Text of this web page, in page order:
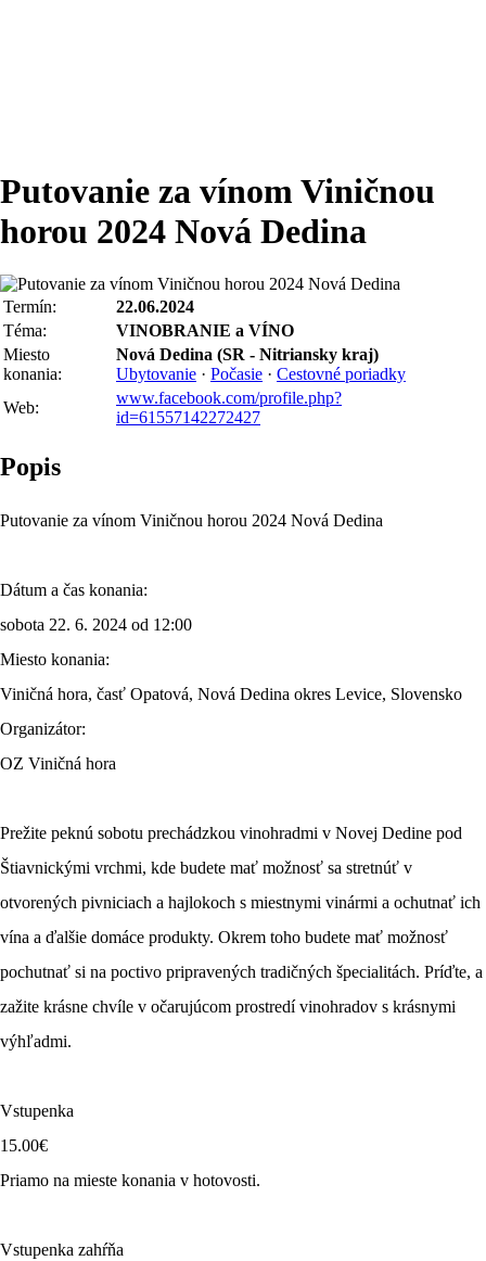
Putovanie za vínom Viničnou
horou 2024 Nová Dedina
Termín:
22.06.2024
Téma:
VINOBRANIE a VÍNO
Miesto
konania:
Nová Dedina (SR - Nitriansky kraj)
Ubytovanie · Počasie · Cestovné poriadky
Web:
www.facebook.com/profile.php?
id=61557142272427
Popis
Putovanie za vínom Viničnou horou 2024 Nová Dedina
Dátum a čas konania:
sobota 22. 6. 2024 od 12:00
Miesto konania:
Viničná hora, časť Opatová, Nová Dedina okres Levice, Slovensko
Organizátor:
OZ Viničná hora
Prežite peknú sobotu prechádzkou vinohradmi v Novej Dedine pod
Štiavnickými vrchmi, kde budete mať možnosť sa stretnúť v
otvorených pivniciach a hajlokoch s miestnymi vinármi a ochutnať ich
vína a ďalšie domáce produkty. Okrem toho budete mať možnosť
pochutnať si na poctivo pripravených tradičných špecialitách. Príďte, a
zažite krásne chvíle v očarujúcom prostredí vinohradov s krásnymi
výhľadmi.
Vstupenka
15.00€
Priamo na mieste konania v hotovosti.
Vstupenka zahŕňa